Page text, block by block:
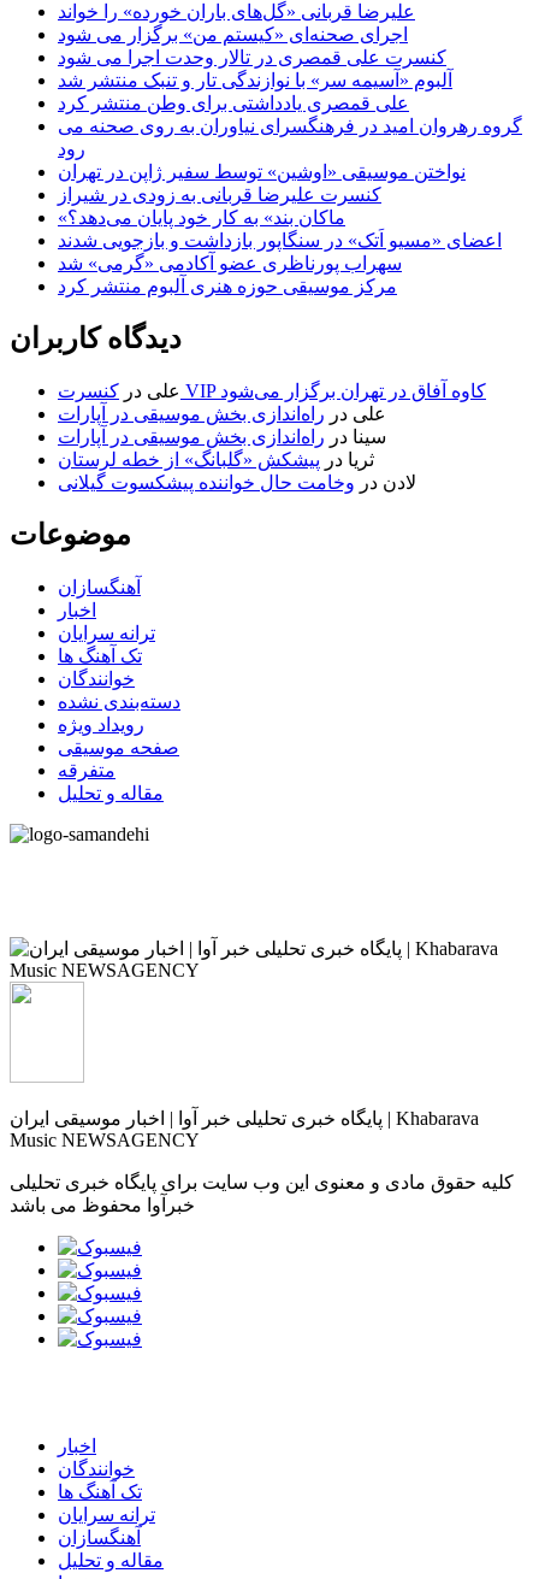
علیرضا قربانی «گل‌های باران خورده» را خواند
اجرای صحنه‌ای «کیستم من» برگزار می شود
کنسرت علی قمصری در تالار وحدت اجرا می شود
آلبوم «آسیمه سر» با نوازندگی تار و تنبک منتشر شد
علی قمصری یادداشتی برای وطن منتشر کرد
گروه رهروان امید در فرهنگسرای نیاوران به روی صحنه می
رود
نواختن موسیقی «اوشین» توسط سفیر ژاپن در تهران
کنسرت علیرضا قربانی به زودی در شیراز
«ماکان بند» به کار خود پایان می‌دهد؟
اعضای «مسیو اَتک» در سنگاپور بازداشت و بازجویی شدند
سهراب پورناظری عضو آکادمی «گرمی» شد
مرکز موسیقی حوزه هنری آلبوم منتشر کرد
دیدگاه کاربران
علی در
کنسرت VIP کاوه آفاق در تهران برگزار می‌شود
علی در راه‌اندازی بخش موسیقی در آپارات
سینا در راه‌اندازی بخش موسیقی در آپارات
ثریا در پیشکش «گلبانگ» از خطه لرستان
لادن در وخامت حال خواننده پیشکسوت گیلانی
موضوعات
آهنگسازان
اخبار
ترانه سرایان
تک آهنگ ها
خوانندگان
دسته‌بندی نشده
رویداد ویژه
صفحه موسیقی
متفرقه
مقاله و تحلیل
پایگاه خبری تحلیلی خبر آوا | اخبار موسیقی ایران | Khabarava
Music NEWSAGENCY
کلیه حقوق مادی و معنوی این وب سایت برای پایگاه خبری تحلیلی
خبرآوا محفوظ می باشد
اخبار
خوانندگان
تک آهنگ ها
ترانه سرایان
آهنگسازان
مقاله و تحلیل